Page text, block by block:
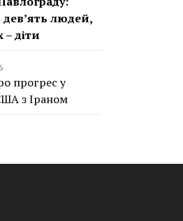
людей,
– діти
прогрес у
з Іраном